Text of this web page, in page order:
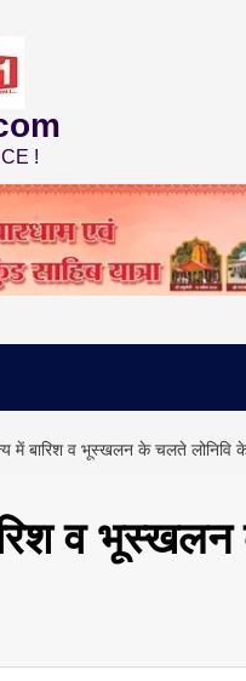
!
में बारिश व भूस्खलन के चलते लोनिवि
व